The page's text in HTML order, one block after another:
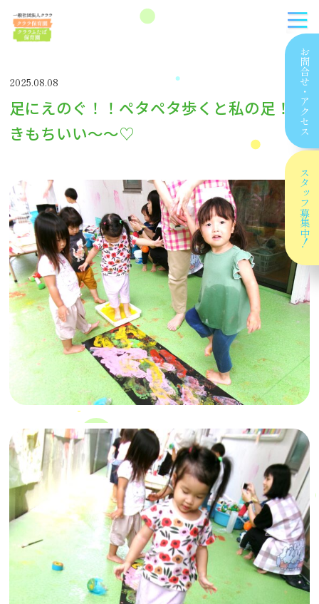
お問合せ
・
アクセス
スタッフ
募集中！
2025.08.08
足にえのぐ！！ペタペタ歩くと私の足！！
きもちいい～～♡